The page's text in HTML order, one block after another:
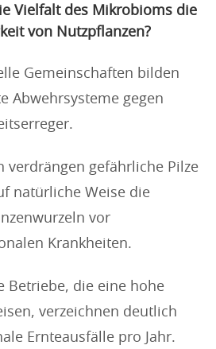
Vielfalt des Mikrobioms die
von Nutzpflanzen?
Gemeinschaften bilden
Abwehrsysteme gegen
verdrängen gefährliche Pilze
natürliche Weise die
vor
Krankheiten.
Betriebe, die eine hohe
verzeichnen deutlich
Ernteausfälle pro Jahr.